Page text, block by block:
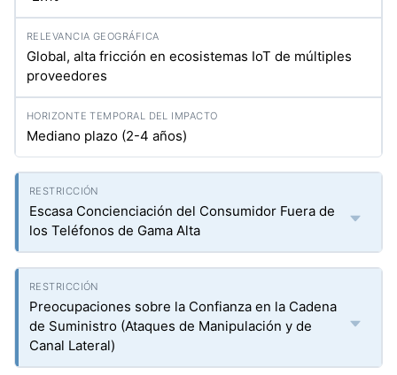
Global, alta fricción en ecosistemas IoT de múltiples
proveedores
Mediano plazo (2-4 años)
Escasa Concienciación del Consumidor Fuera de
los Teléfonos de Gama Alta
Preocupaciones sobre la Confianza en la Cadena
de Suministro (Ataques de Manipulación y de
Canal Lateral)